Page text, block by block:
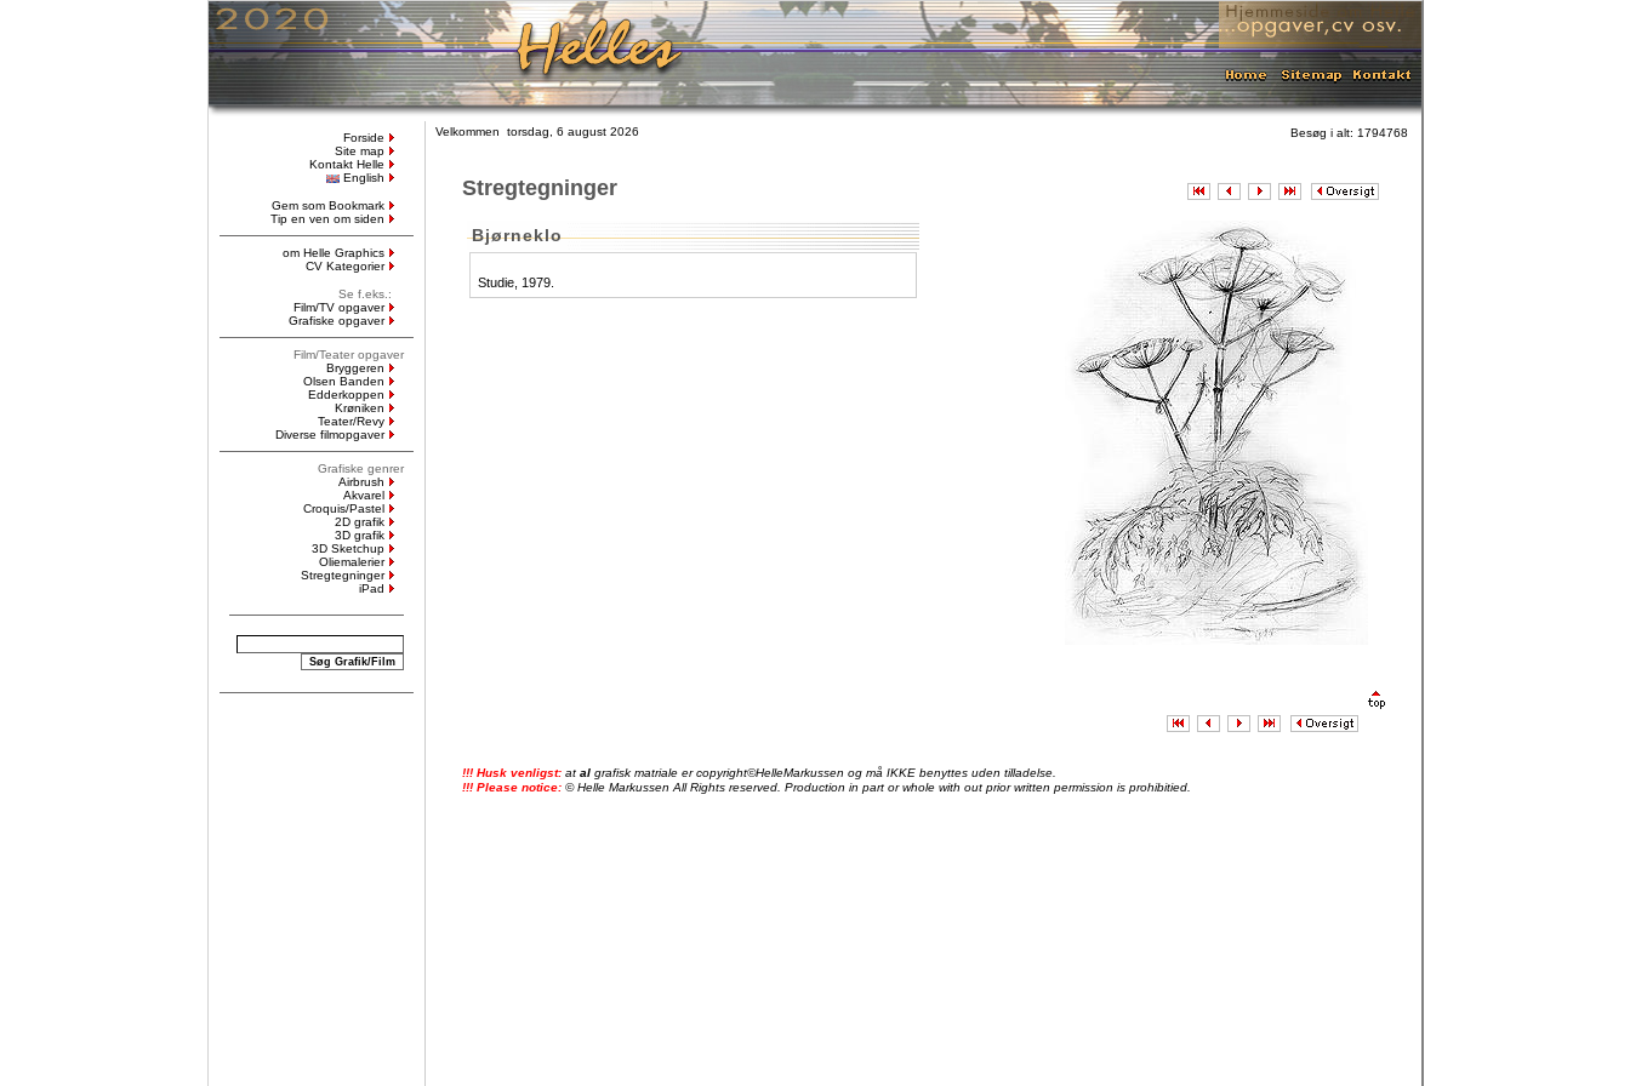
Forside
Site map
Kontakt Helle
English
Gem som Bookmark
Tip en ven om siden
om Helle Graphics
CV Kategorier
Se f.eks.:
Film/TV opgaver
Grafiske opgaver
Film/Teater opgaver
Bryggeren
Olsen Banden
Edderkoppen
Krøniken
Teater/Revy
Diverse filmopgaver
Grafiske genrer
Airbrush
Akvarel
Croquis/Pastel
2D grafik
3D grafik
3D Sketchup
Oliemalerier
Stregtegninger
iPad
Besøg i alt: 1794768
Velkommen torsdag, 6 august 2026
Stregtegninger
Bjørneklo
Studie, 1979.
!!! Husk venligst:at al grafisk matriale er copyright©HelleMarkussen og må IKKE benyttes uden tilladelse.
!!! Please notice:© Helle Markussen All Rights reserved. Production in part or whole with out prior written permission is prohibitied.